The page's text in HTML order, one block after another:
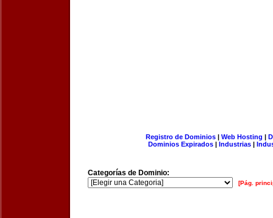
Registro de Dominios| Web Hosting |
Dominios Expirados | Industrias |
Categorías de Dominio:
[Pág.